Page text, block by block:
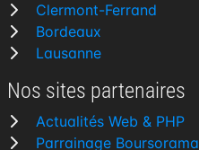
Clermont-Ferrand
Bordeaux
Lausanne
Nos sites partenaires
Actualités Web & PHP
Parrainage Boursorama